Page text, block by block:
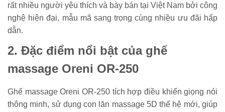
rất nhiều người yêu thích và bày bán tại Việt Nam bởi công
nghệ hiện đại, mẫu mã sang trọng cùng nhiều ưu đãi hấp
dẫn.
2. Đặc điểm nổi bật của ghế
massage Oreni OR-250
Ghế massage Oreni OR-250 tích hợp điều khiển giọng nói
thông minh, sử dụng con lăn massage 5D thế hệ mới, giúp